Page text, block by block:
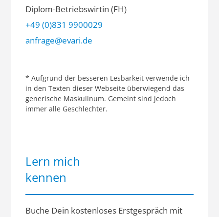
Diplom-Betriebswirtin (FH)
+49 (0)831 9900029
anfrage@evari.de
* Aufgrund der besseren Lesbarkeit verwende ich
in den Texten dieser Webseite überwiegend das
generische Maskulinum. Gemeint sind jedoch
immer alle Geschlechter.
Lern mich
kennen
Buche Dein kostenloses Erstgespräch mit